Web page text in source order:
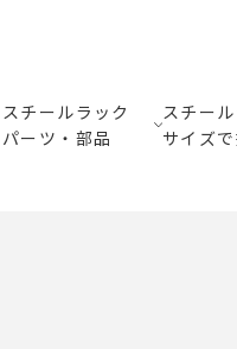
スチールラック
パーツ・部品
スチー
サイズ